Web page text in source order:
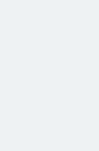
慈湖海岸區域內
可防止敵人更進